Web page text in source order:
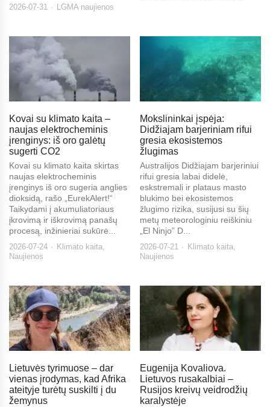
2026-07-31 LGMA naujienos
Kovai su klimato kaita –
naujas elektrocheminis
įrenginys: iš oro galėtų
sugerti CO2
Kovai su klimato kaita skirtas
naujas elektrocheminis
įrenginys iš oro sugeria anglies
dioksidą, rašo „EurekAlert!“
Taikydami į akumuliatoriaus
įkrovimą ir iškrovimą panašų
procesą, inžinieriai sukūrė...
2026-07-24 Klimato kaita
Naujienos
Mokslininkai įspėja:
Didžiajam barjeriniam rifui
gresia ekosistemos
žlugimas
Australijos Didžiajam barjeriniui
rifui gresia labai didelė,
eskstremali ir plataus masto
blukimo bei ekosistemos
žlugimo rizika, susijusi su šių
metų meteorologiniu reiškiniu
„El Ninjo” D...
2026-07-21 Klimato kaita
Naujienos
Lietuvės tyrimuose – dar
vienas įrodymas, kad Afrika
ateityje turėtų suskilti į du
žemynus
Eugenija Kovaliova.
Lietuvos rusakalbiai –
Rusijos kreivų veidrodžių
karalystėje